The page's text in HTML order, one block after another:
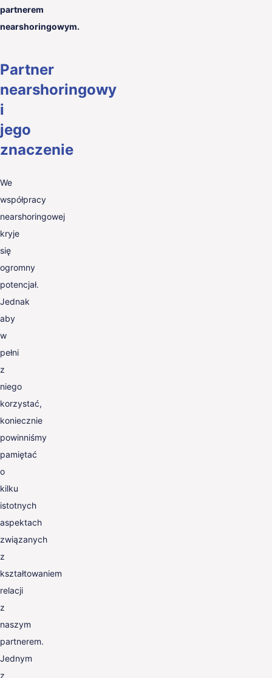
partnerem
nearshoringowym.
Partner
nearshoringowy
i
jego
znaczenie
We
współpracy
nearshoringowej
kryje
się
ogromny
potencjał.
Jednak
aby
w
pełni
z
niego
korzystać,
koniecznie
powinniśmy
pamiętać
o
kilku
istotnych
aspektach
związanych
z
kształtowaniem
relacji
z
naszym
partnerem.
Jednym
z